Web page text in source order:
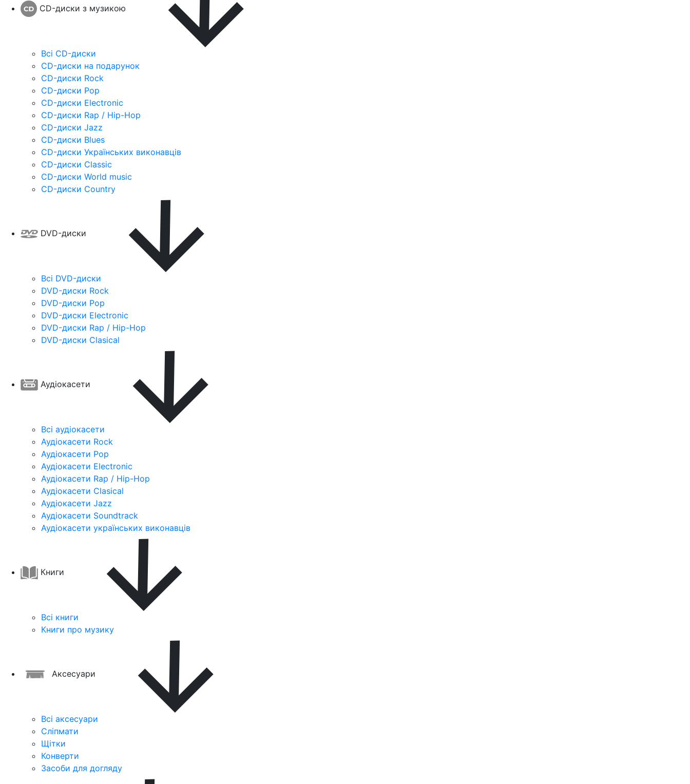
CD-диски з музикою
Всі CD-диски
CD-диски на подарунок
CD-диски Rock
CD-диски Pop
CD-диски Electronic
CD-диски Rap / Hip-Hop
CD-диски Jazz
CD-диски Blues
CD-диски Українських виконавців
CD-диски Classic
CD-диски World music
CD-диски Country
DVD-диски
Всі DVD-диски
DVD-диски Rock
DVD-диски Pop
DVD-диски Electronic
DVD-диски Rap / Hip-Hop
DVD-диски Clasical
Аудіокасети
Всі аудіокасети
Аудіокасети Rock
Аудіокасети Pop
Аудіокасети Electronic
Аудіокасети Rap / Hip-Hop
Аудіокасети Clasical
Аудіокасети Jazz
Аудіокасети Soundtrack
Аудіокасети українських виконавців
Книги
Всі книги
Книги про музику
Аксесуари
Всі аксесуари
Сліпмати
Щітки
Конверти
Засоби для догляду